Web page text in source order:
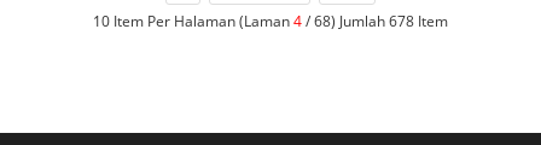
10 Item Per Halaman (Laman4/ 68) Jumlah 678 Item